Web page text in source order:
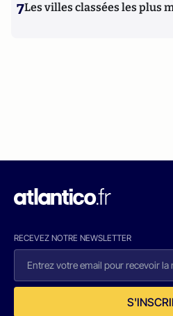
7Les villes classées les plus
RECEVEZ NOTRE NEWSLETTER